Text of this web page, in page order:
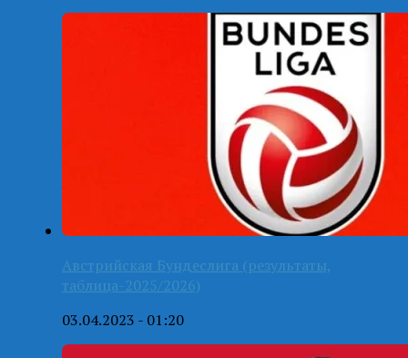
Австрийская Бундеслига (результаты,
таблица-2025/2026)
03.04.2023 - 01:20